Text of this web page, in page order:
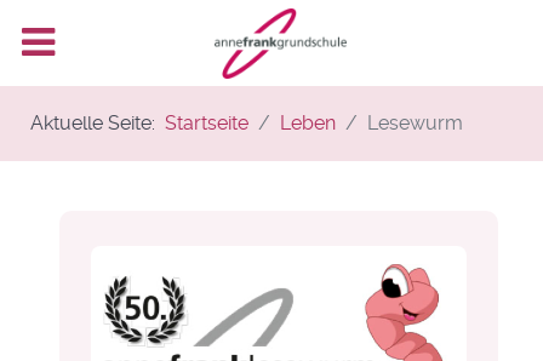
Aktuelle Seite: Startseite Leben Lesewurm